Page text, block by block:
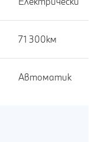
71 300км
Автоматик